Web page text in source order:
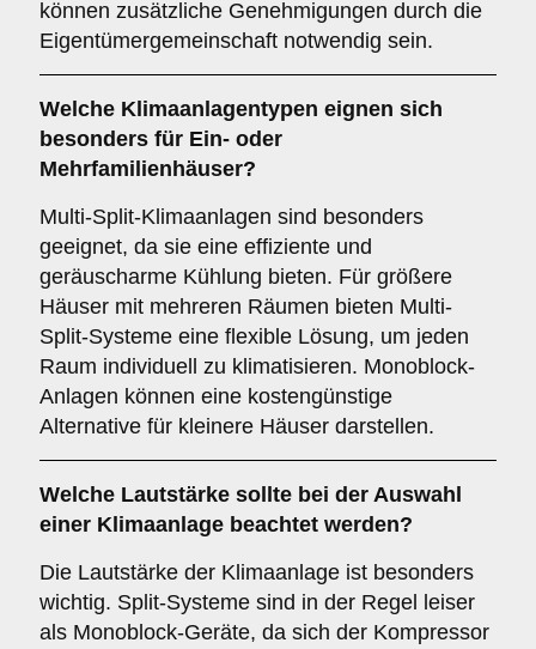
können zusätzliche Genehmigungen durch die
Eigentümergemeinschaft notwendig sein.
Welche Klimaanlagentypen eignen sich
besonders für Ein- oder
Mehrfamilienhäuser?
Multi-Split-Klimaanlagen sind besonders
geeignet, da sie eine effiziente und
geräuscharme Kühlung bieten. Für größere
Häuser mit mehreren Räumen bieten Multi-
Split-Systeme eine flexible Lösung, um jeden
Raum individuell zu klimatisieren. Monoblock-
Anlagen können eine kostengünstige
Alternative für kleinere Häuser darstellen.
Welche Lautstärke sollte bei der Auswahl
einer Klimaanlage beachtet werden?
Die Lautstärke der Klimaanlage ist besonders
wichtig. Split-Systeme sind in der Regel leiser
als Monoblock-Geräte, da sich der Kompressor